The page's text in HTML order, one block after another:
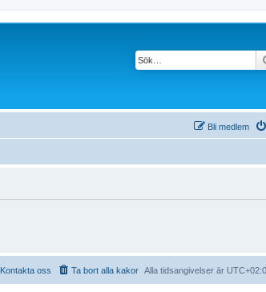
Bli medlem
Alla tidsangivelser är
Ta bort alla kakor
Kontakta oss